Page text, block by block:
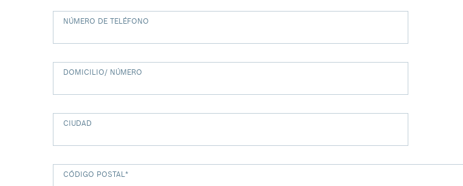
NÚMERO DE TELÉFONO
DOMICILIO/ NÚMERO
CIUDAD
CÓDIGO POSTAL*